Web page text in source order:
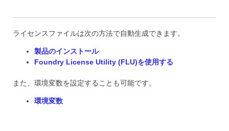
ライセンスファイルは次の方法で自動生成できます。
製品のインストール
Foundry License Utility (FLU)を使用する
また、環境変数を設定することも可能です。
環境変数